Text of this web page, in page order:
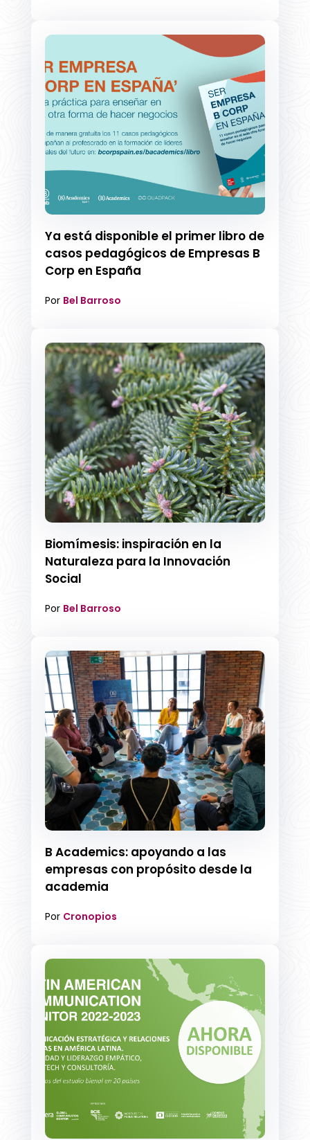
Ya está disponible el primer libro de
casos pedagógicos de Empresas B
Corp en España
Por Bel Barroso
Biomímesis: inspiración en la
Naturaleza para la Innovación
Social
Por Bel Barroso
B Academics: apoyando a las
empresas con propósito desde la
academia
Por Cronopios